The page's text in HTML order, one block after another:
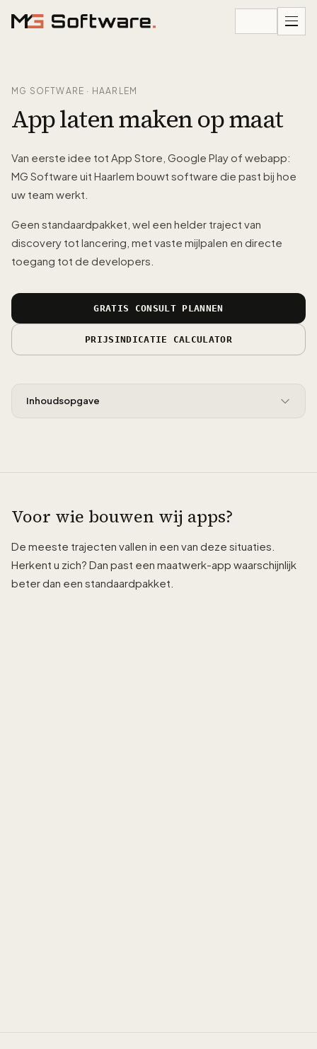
MG SOFTWARE · HAARLEM
App laten maken op maat
Van eerste idee tot App Store, Google Play of webapp:
MG Software uit Haarlem bouwt software die past bij hoe
uw team werkt.
Geen standaardpakket, wel een helder traject van
discovery tot lancering, met vaste mijlpalen en directe
toegang tot de developers.
GRATIS CONSULT PLANNEN
PRIJSINDICATIE CALCULATOR
Inhoudsopgave
Voor wie bouwen wij apps?
De meeste trajecten vallen in een van deze situaties.
Herkent u zich? Dan past een maatwerk-app waarschijnlijk
beter dan een standaardpakket.